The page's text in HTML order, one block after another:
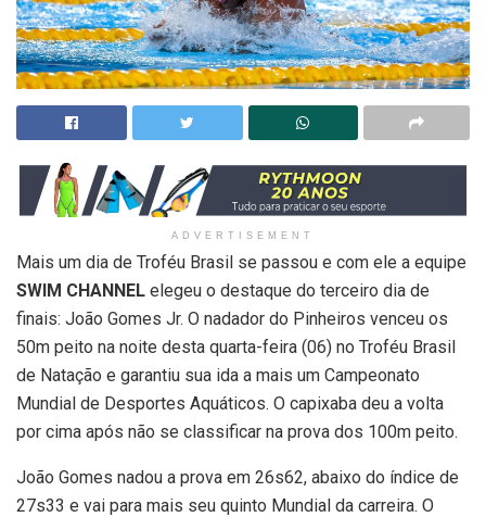
ADVERTISEMENT
Mais um dia de Troféu Brasil se passou e com ele a equipe
SWIM CHANNEL elegeu o destaque do terceiro dia de
finais: João Gomes Jr. O nadador do Pinheiros venceu os
50m peito na noite desta quarta-feira (06) no Troféu Brasil
de Natação e garantiu sua ida a mais um Campeonato
Mundial de Desportes Aquáticos. O capixaba deu a volta
por cima após não se classificar na prova dos 100m peito.
João Gomes nadou a prova em 26s62, abaixo do índice de
27s33 e vai para mais seu quinto Mundial da carreira. O